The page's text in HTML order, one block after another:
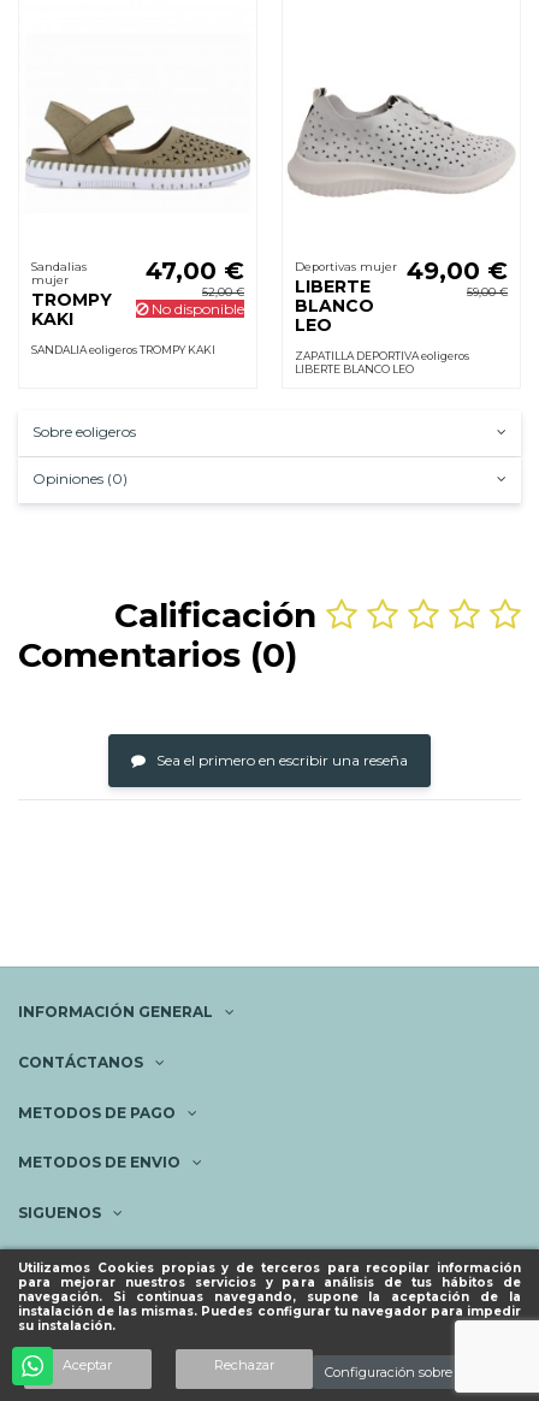
Utilizamos Cookies propias y de terceros para recopilar información
para mejorar nuestros servicios y para análisis de tus hábitos de
navegación. Si continuas navegando, supone la aceptación de la
instalación de las mismas. Puedes configurar tu navegador para impedir
su instalación.
Aceptar Rechazar Configuración sobre cookies
Añadir al carrito
Sandalias
mujer
TROMPY
KAKI
47,00 €
52,00 €
No disponible
SANDALIA eoligeros TROMPY KAKI
Deportivas mujer
LIBERTE
BLANCO
LEO
49,00 €
59,00 €
ZAPATILLA DEPORTIVA eoligeros
LIBERTE BLANCO LEO
Sobre eoligeros
Opiniones (0)
Calificación
Comentarios (0)
Sea el primero en escribir una reseña
INFORMACIÓN GENERAL
CONTÁCTANOS
METODOS DE PAGO
METODOS DE ENVIO
SIGUENOS
NEWSLETTER